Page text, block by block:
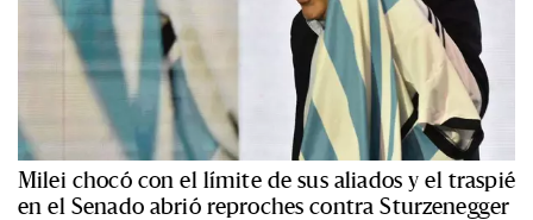
Milei chocó con el límite de sus aliados y el traspié
en el Senado abrió reproches contra Sturzenegger